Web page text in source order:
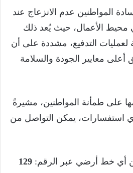
المواطنين عدم الانزعاج عند
محيط الأعمال، حيث يُعد ذلك
لعمليات التدفيع، مشددة على أن
أعلى معايير الجودة والسلامة
على طمأنة المواطنين، مشيرةً
استفسارات، يمكن التواصل من
أي خط أرضي عبر الرقم: 129